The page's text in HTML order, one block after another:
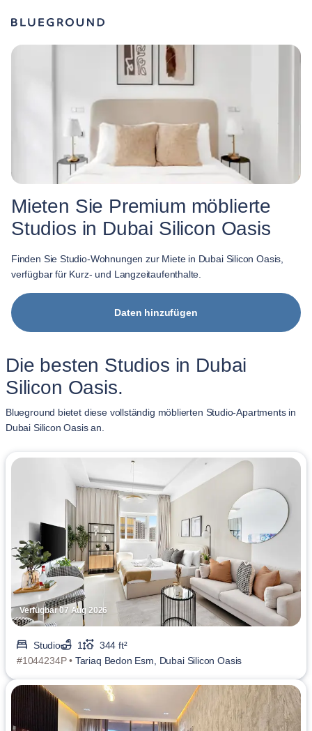
Mieten Sie Premium möblierte
Studios in Dubai Silicon Oasis
Finden Sie Studio-Wohnungen zur Miete in Dubai Silicon Oasis,
verfügbar für Kurz- und Langzeitaufenthalte.
Daten hinzufügen
Die besten Studios in Dubai
Silicon Oasis.
Blueground bietet diese vollständig möblierten Studio-Apartments in
Dubai Silicon Oasis an.
Verfügbar 07 Aug 2026
Studio 1
344 ft²
#1044234P • Tariaq Bedon Esm, Dubai Silicon Oasis